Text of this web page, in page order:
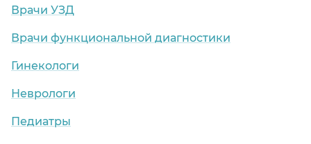
Врачи УЗД
Врачи функциональной диагностики
Гинекологи
Неврологи
Педиатры